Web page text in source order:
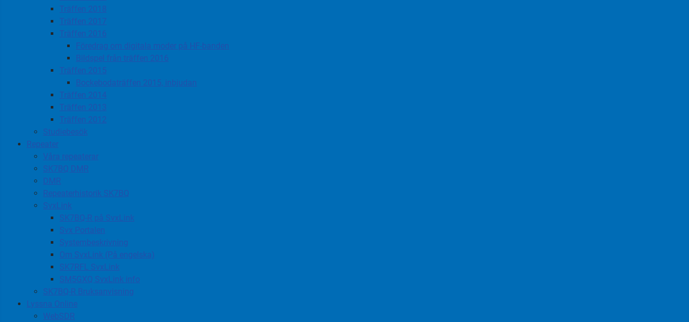
Träffen 2018
Träffen 2017
Träffen 2016
Föredrag om digitala moder på HF-banden
Bildspel från träffen 2016
Träffen 2015
Bockebodaträffen 2015, inbjudan
Träffen 2014
Träffen 2013
Träffen 2012
Studiebesök
Repeater
Våra repeaterar
SK7BQ DMR
DMR
Repeaterhistorik SK7BQ
SvxLink
SK7BQ-R på SvxLink
Svx Portalen
Systembeskrivning
Om SvxLink (På engelska)
SK7RFL SvxLink
SM5GXQ SvxLink info
SK7BQ-R Bruksanvisning
Lyssna Online
WebSDR